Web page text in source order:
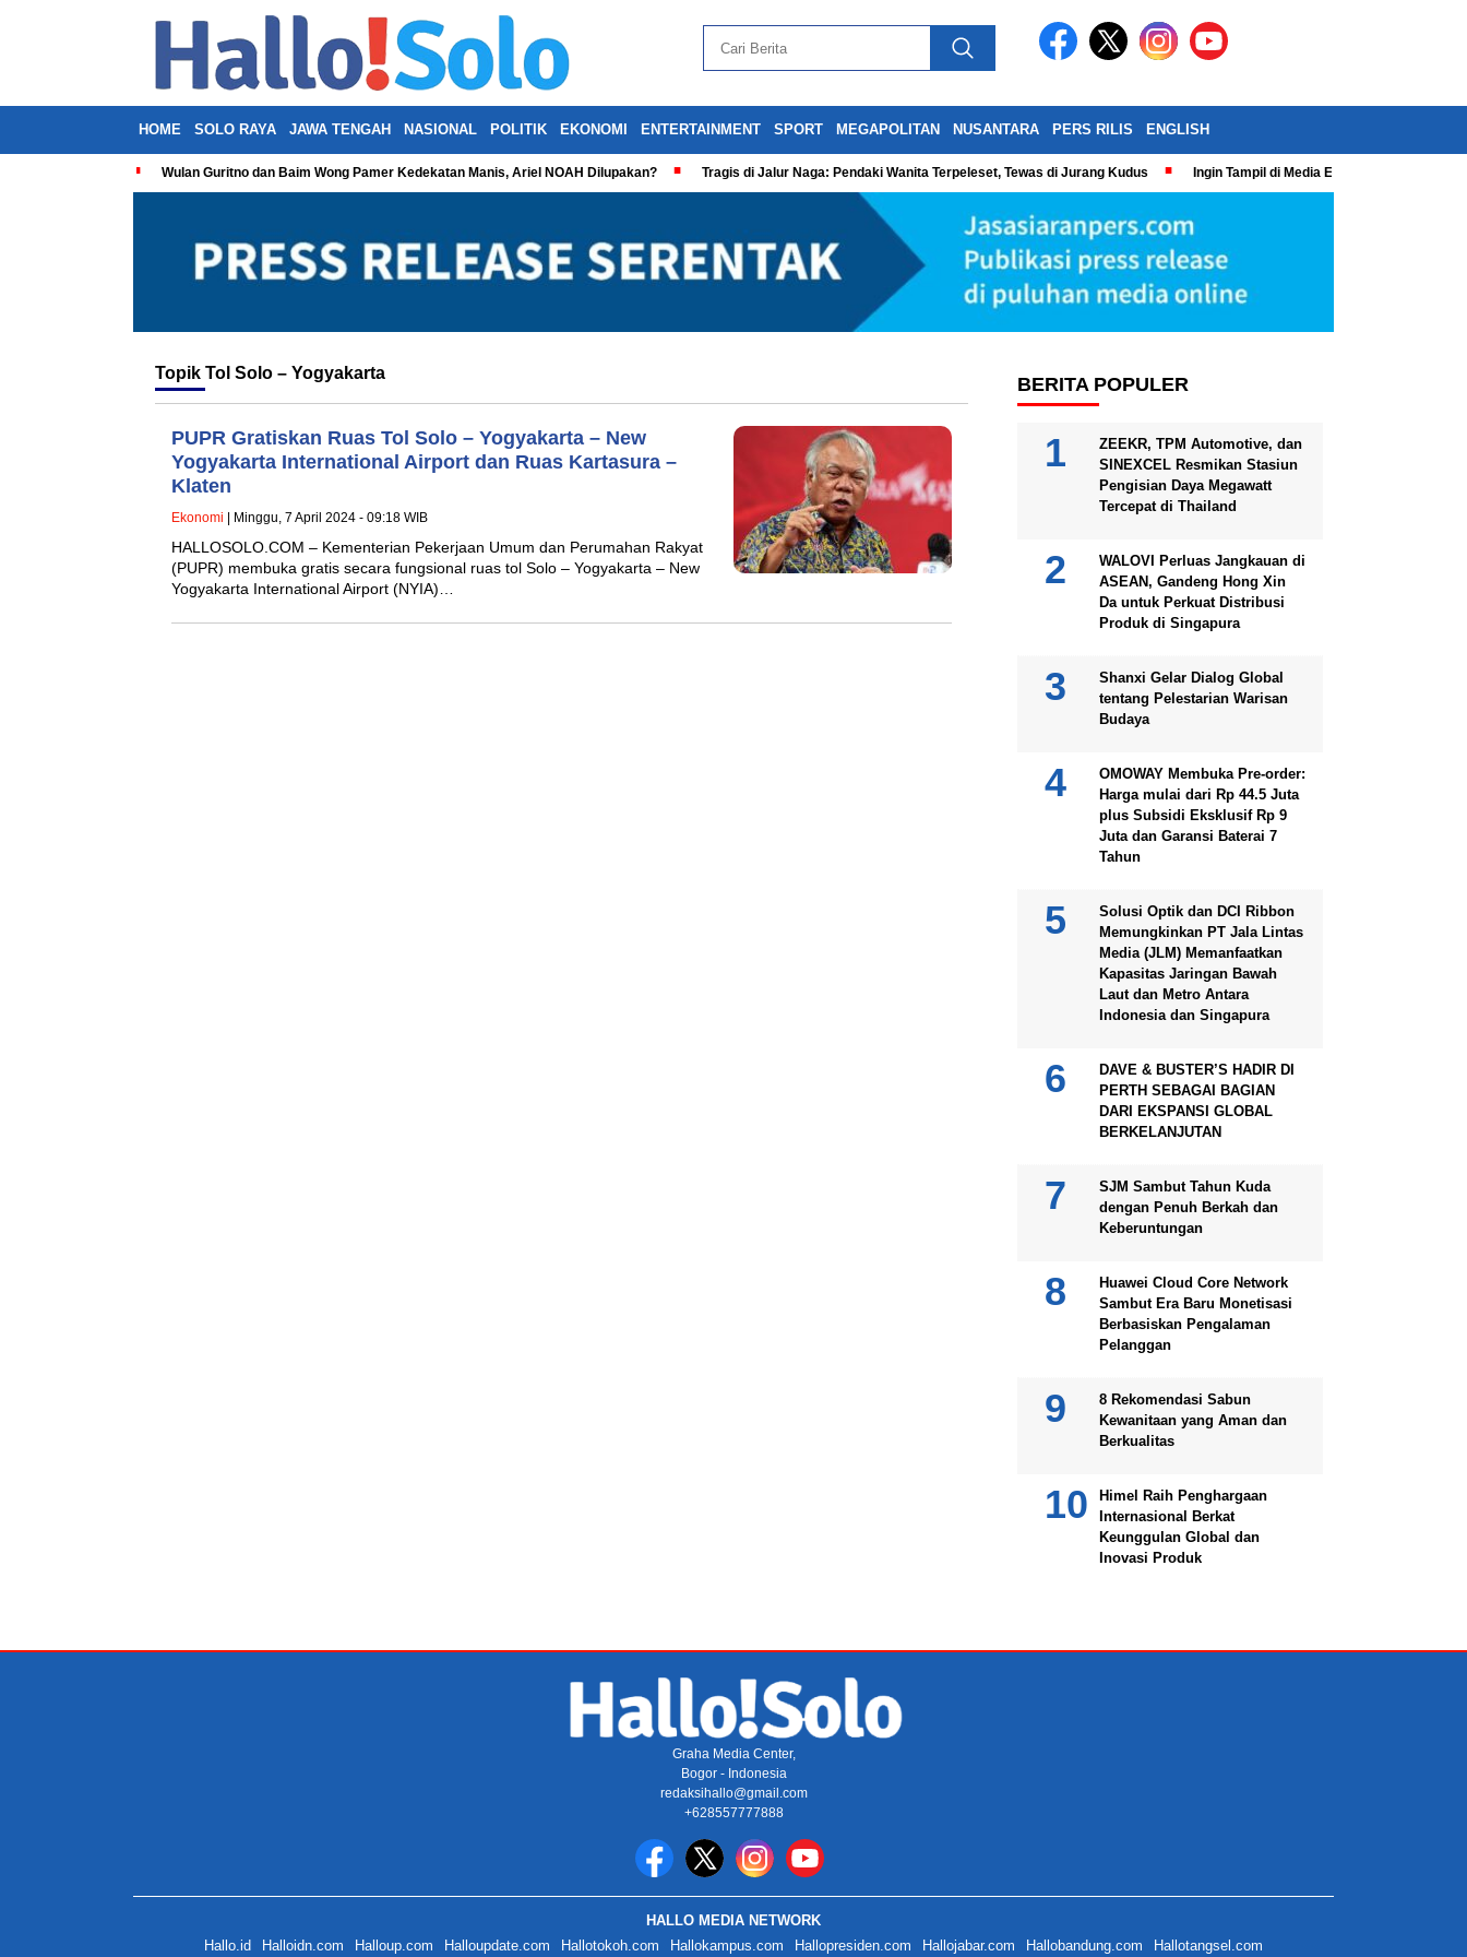
HOME SOLO RAYA JAWA TENGAH NASIONAL POLITIK EKONOMI ENTERTAINMENT SPORT MEGAPOLITAN NUSANTARA PERS RILIS ENGLISH
Wulan Guritno dan Baim Wong Pamer Kedekatan Manis, Ariel NOAH Dilupakan? Tragis di Jalur Naga: Pendaki Wanita Terpeleset, Tewas di Jurang Kudus Ingin Tampil di Media Ekonomi dan Bisnis
Topik Tol Solo – Yogyakarta
PUPR Gratiskan Ruas Tol Solo – Yogyakarta – New
Yogyakarta International Airport dan Ruas Kartasura –
Klaten
Ekonomi | Minggu, 7 April 2024 - 09:18 WIB
HALLOSOLO.COM – Kementerian Pekerjaan Umum dan Perumahan Rakyat
(PUPR) membuka gratis secara fungsional ruas tol Solo – Yogyakarta – New
Yogyakarta International Airport (NYIA)…
BERITA POPULER
ZEEKR, TPM Automotive, dan
SINEXCEL Resmikan Stasiun
Pengisian Daya Megawatt
Tercepat di Thailand
WALOVI Perluas Jangkauan di
ASEAN, Gandeng Hong Xin
Da untuk Perkuat Distribusi
Produk di Singapura
Shanxi Gelar Dialog Global
tentang Pelestarian Warisan
Budaya
OMOWAY Membuka Pre-order:
Harga mulai dari Rp 44.5 Juta
plus Subsidi Eksklusif Rp 9
Juta dan Garansi Baterai 7
Tahun
Solusi Optik dan DCI Ribbon
Memungkinkan PT Jala Lintas
Media (JLM) Memanfaatkan
Kapasitas Jaringan Bawah
Laut dan Metro Antara
Indonesia dan Singapura
DAVE & BUSTER’S HADIR DI
PERTH SEBAGAI BAGIAN
DARI EKSPANSI GLOBAL
BERKELANJUTAN
SJM Sambut Tahun Kuda
dengan Penuh Berkah dan
Keberuntungan
Huawei Cloud Core Network
Sambut Era Baru Monetisasi
Berbasiskan Pengalaman
Pelanggan
8 Rekomendasi Sabun
Kewanitaan yang Aman dan
Berkualitas
Himel Raih Penghargaan
Internasional Berkat
Keunggulan Global dan
Inovasi Produk
Graha Media Center,
Bogor - Indonesia
redaksihallo@gmail.com
+628557777888
HALLO MEDIA NETWORK
Hallo.id
Halloidn.com Halloup.com Halloupdate.com Hallotokoh.com Hallokampus.com Hallopresiden.com Hallojabar.com Hallobandung.com Hallotangsel.com